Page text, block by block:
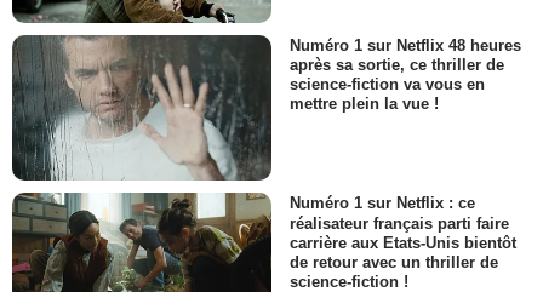
Numéro 1 sur Netflix 48 heures
après sa sortie, ce thriller de
science-fiction va vous en
mettre plein la vue !
Numéro 1 sur Netflix : ce
réalisateur français parti faire
carrière aux Etats-Unis bientôt
de retour avec un thriller de
science-fiction !